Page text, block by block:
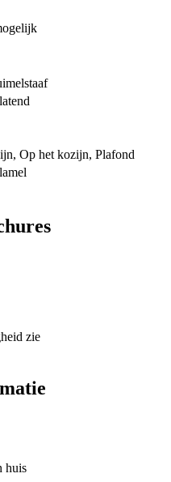
, Op het kozijn, Plafond
zie
huis